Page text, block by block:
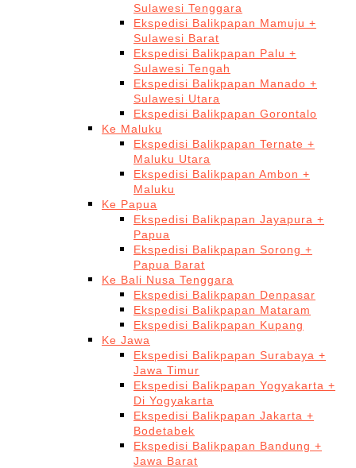
Sulawesi Tenggara
Ekspedisi Balikpapan Mamuju +
Sulawesi Barat
Ekspedisi Balikpapan Palu +
Sulawesi Tengah
Ekspedisi Balikpapan Manado +
Sulawesi Utara
Ekspedisi Balikpapan Gorontalo
Ke Maluku
Ekspedisi Balikpapan Ternate +
Maluku Utara
Ekspedisi Balikpapan Ambon +
Maluku
Ke Papua
Ekspedisi Balikpapan Jayapura +
Papua
Ekspedisi Balikpapan Sorong +
Papua Barat
Ke Bali Nusa Tenggara
Ekspedisi Balikpapan Denpasar
Ekspedisi Balikpapan Mataram
Ekspedisi Balikpapan Kupang
Ke Jawa
Ekspedisi Balikpapan Surabaya +
Jawa Timur
Ekspedisi Balikpapan Yogyakarta +
Di Yogyakarta
Ekspedisi Balikpapan Jakarta +
Bodetabek
Ekspedisi Balikpapan Bandung +
Jawa Barat